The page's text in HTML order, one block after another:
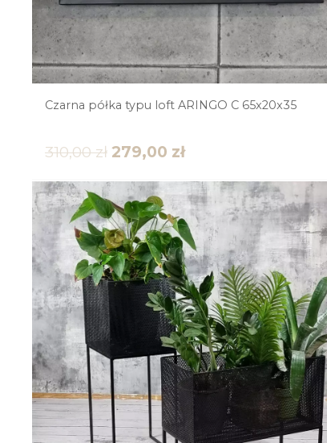
Czarna półka typu loft ARINGO C 65x20x35
310,00zł 279,00 zł